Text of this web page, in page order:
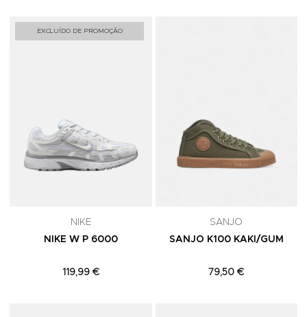
EXCLUÍDO DE PROMOÇÃO
NIKE
NIKE W P 6000
119,99 €
SANJO
SANJO K100 KAKI/GUM
79,50 €